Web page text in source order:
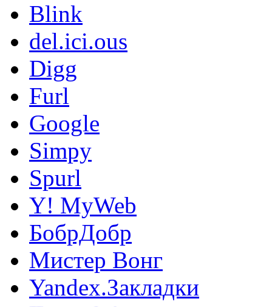
Blink
del.ici.ous
Digg
Furl
Google
Simpy
Spurl
Y! MyWeb
БобрДобр
Мистер Вонг
Yandex.Закладки